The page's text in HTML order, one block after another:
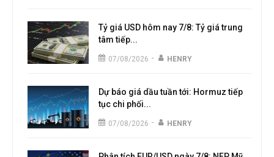
Tỷ giá USD hôm nay 7/8: Tỷ giá trung
tâm tiếp...
07/08/2026 - HENRY
Dự báo giá dầu tuần tới: Hormuz tiếp
tục chi phối...
07/08/2026 - HENRY